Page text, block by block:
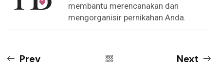
membantu merencanakan dan
mengorganisir pernikahan Anda.
Prev Next